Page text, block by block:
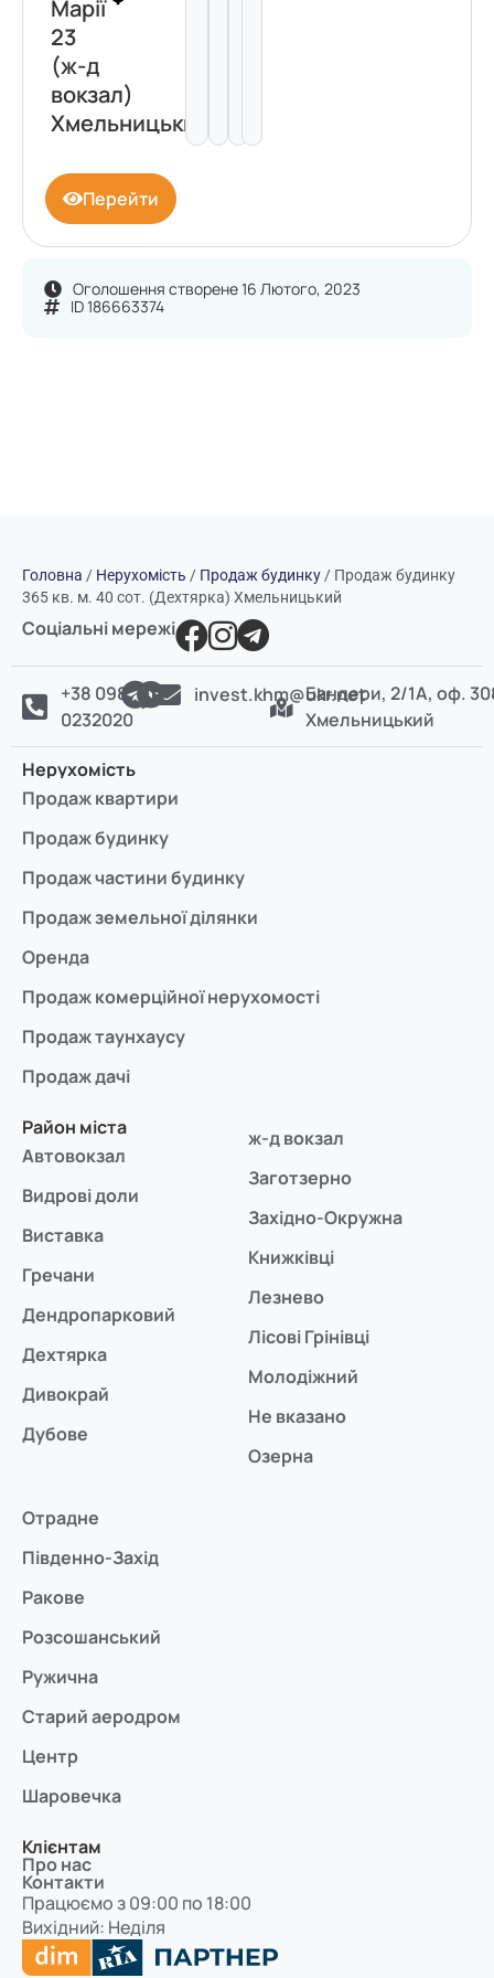
Оголошення створене 16 Лютого, 2023
ID 186663374
Марії
23
(ж-д
вокзал)
Хмельницький
Перейти
Головна / Нерухомість / Продаж будинку / Продаж будинку
365 кв. м. 40 сот. (Дехтярка) Хмельницький
Соціальні мережі
+38 098
0232020
invest.khm@ukr.netБандери, 2/1А, оф.
Хмельницький
Нерухомість
Продаж квартири
Продаж будинку
Продаж частини будинку
Продаж земельної ділянки
Оренда
Продаж комерційної нерухомості
Продаж таунхаусу
Продаж дачі
Район міста
Автовокзал
Видрові доли
Виставка
Гречани
Дендропарковий
Дехтярка
Дивокрай
Дубове
ж-д вокзал
Заготзерно
Західно-Окружна
Книжківці
Лезнево
Лісові Грінівці
Молодіжний
Не вказано
Озерна
Отрадне
Південно-Захід
Ракове
Розсошанський
Ружична
Старий аеродром
Центр
Шаровечка
Клієнтам
Про нас
Контакти
Працюємо з 09:00 по 18:00
Вихідний: Неділя